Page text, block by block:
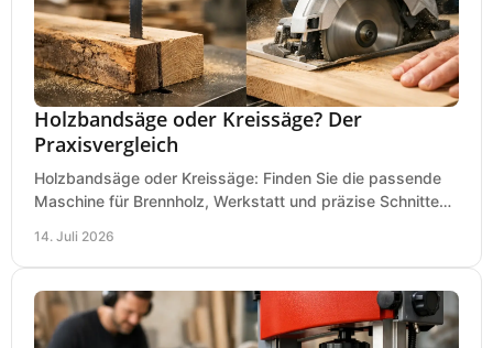
Holzbandsäge oder Kreissäge? Der
Praxisvergleich
Holzbandsäge oder Kreissäge: Finden Sie die passende
Maschine für Brennholz, Werkstatt und präzise Schnitte
14. Juli 2026